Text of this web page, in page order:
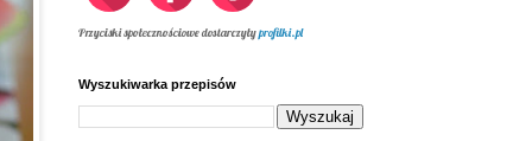
Przyciski społecznościowe dostarczyłyprofilki.pl
Wyszukiwarka przepisów